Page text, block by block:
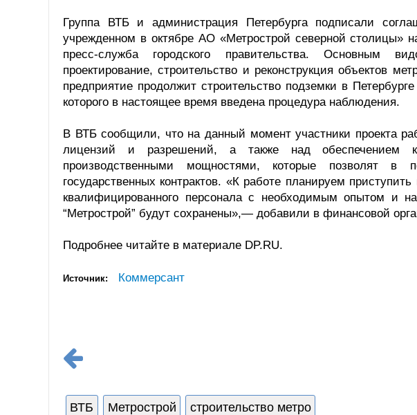
Группа ВТБ и администрация Петербурга подписали
учрежденном в октябре АО «Метрострой северной столицы»
пресс-служба городского правительства. Основным
проектирование, строительство и реконструкция объектов
предприятие продолжит строительство подземки в
которого в настоящее время введена процедура наблюдения.
В ВТБ сообщили, что на данный момент участники проекта
лицензий и разрешений, а также над обеспечением
производственными мощностями, которые позволят в
государственных контрактов. «К работе планируем
квалифицированного персонала с необходимым опытом и
“Метрострой” будут сохранены»,— добавили в финансовой
Подробнее читайте в материале DP.RU.
Источник: Коммерсант
ВТБ Метрострой строительство метро